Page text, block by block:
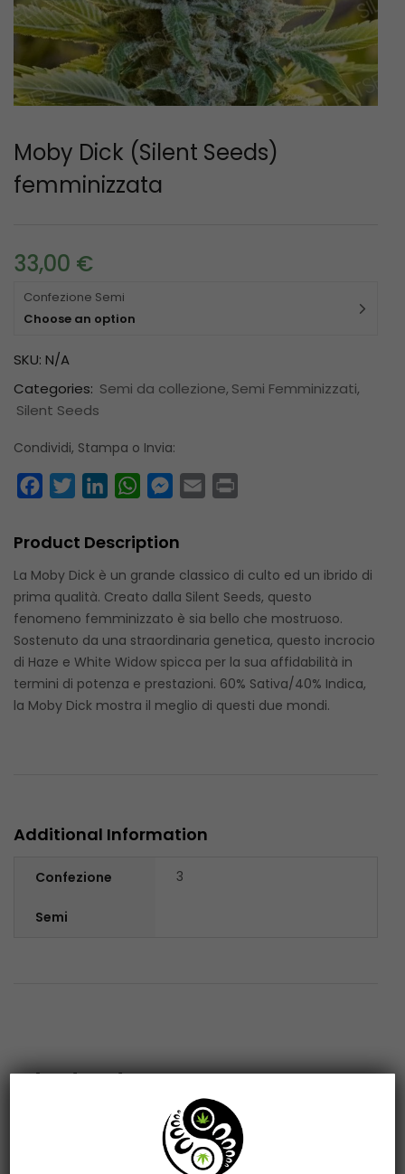
Moby Dick (Silent Seeds)
femminizzata
33,00 €
Confezione Semi
Choose an option
SKU: N/A
Categories: Semi da collezione Semi Femminizzati
Silent Seeds
Condividi, Stampa o Invia:
FacebookTwitterLinkedInWhatsAppMessenger
Email
Product Description
La Moby Dick è un grande classico di culto ed un ibrido di
prima qualità. Creato dalla Silent Seeds, questo
fenomeno femminizzato è sia bello che mostruoso.
Sostenuto da una straordinaria genetica, questo incrocio
di Haze e White Widow spicca per la sua affidabilità in
termini di potenza e prestazioni. 60% Sativa/40% Indica,
la Moby Dick mostra il meglio di questi due mondi.
Additional Information
Confezione
Semi
3
Related products